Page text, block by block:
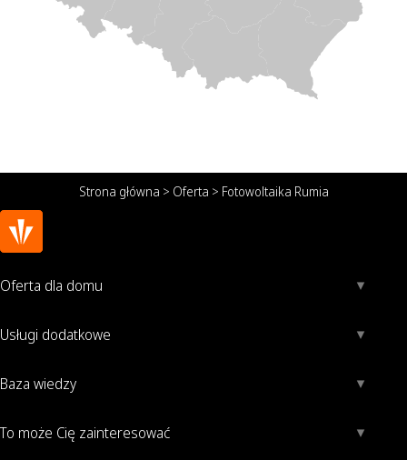
Strona główna > Oferta > Fotowoltaika Rumia
Oferta dla domu
Usługi dodatkowe
Baza wiedzy
To może Cię zainteresować